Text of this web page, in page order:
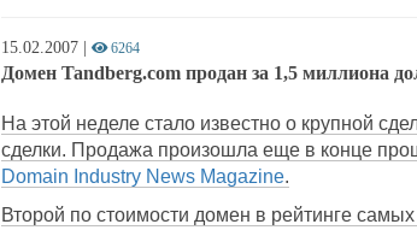
15.02.2007 6264
Домен Tandberg.com продан за 1,5 миллиона
На этой неделе стало известно о крупной
сделки. Продажа произошла еще в конце
Domain Industry News Magazine.
Второй по стоимости домен в рейтинге